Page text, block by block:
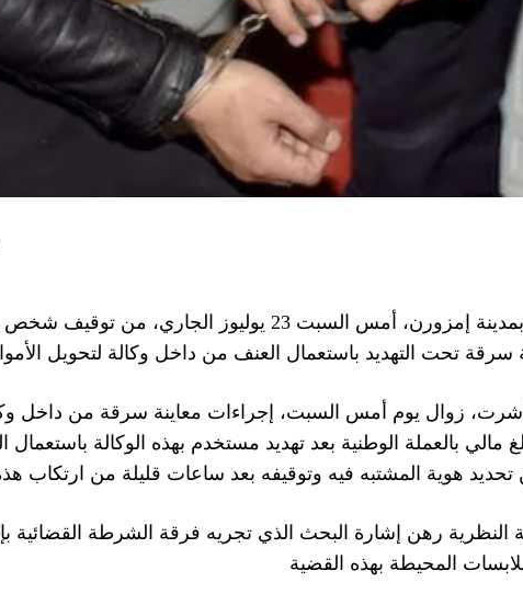
تحت التهديد باستعمال العنف من داخل وكالة لتحويل
زوال يوم أمس السبت، إجراءات معاينة سرقة من داخل
مالي بالعملة الوطنية بعد تهديد مستخدم بهذه الوكالة باستعمال
تحديد هوية المشتبه فيه وتوقيفه بعد ساعات قليلة من ارتكاب
النظرية رهن إشارة البحث الذي تجريه فرقة الشرطة القضائية
المحيطة بهذه القضية